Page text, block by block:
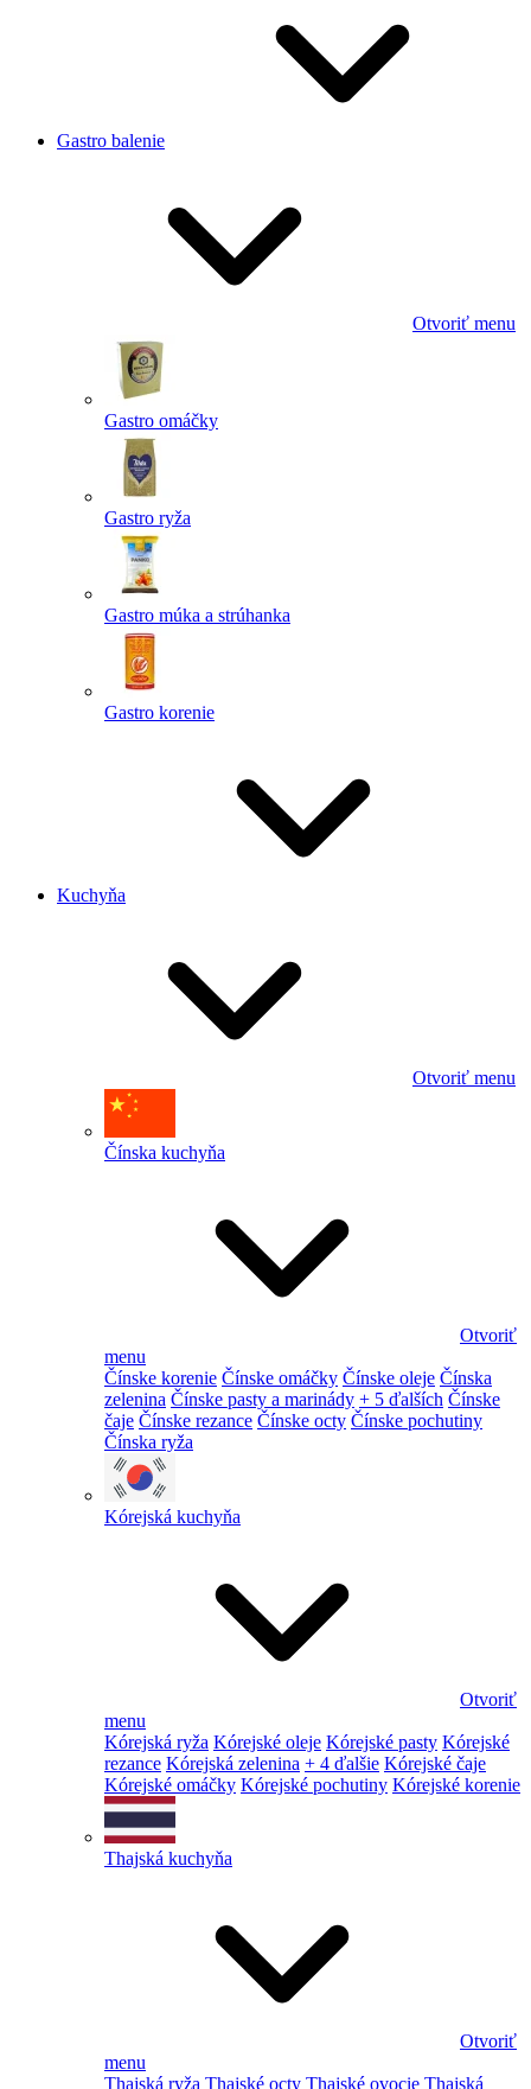
Gastro balenie
Otvoriť menu
Gastro omáčky
Gastro ryža
Gastro múka a strúhanka
Gastro korenie
Kuchyňa
Otvoriť menu
Čínska kuchyňa
Otvoriť
menu
Čínske korenie Čínske omáčky Čínske oleje Čínska
zelenina Čínske pasty a marinády + 5 ďalších Čínske
čaje Čínske rezance Čínske octy Čínske pochutiny
Čínska ryža
Kórejská kuchyňa
Otvoriť
menu
Kórejská ryža Kórejské oleje Kórejské pasty Kórejské
rezance Kórejská zelenina + 4 ďalšie Kórejské čaje
Kórejské omáčky Kórejské pochutiny Kórejské korenie
Thajská kuchyňa
Otvoriť
menu
Thajská ryža Thajské octy Thajské ovocie Thajská